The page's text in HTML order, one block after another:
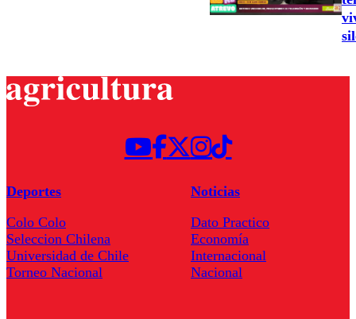
Deportes
Colo Colo
Seleccion Chilena
Universidad de Chile
Torneo Nacional
Noticias
Dato Practico
Economía
Internacional
Nacional